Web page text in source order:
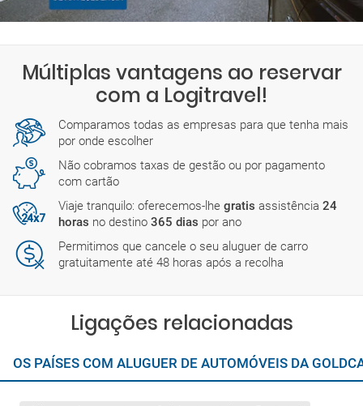
Múltiplas vantagens ao reservar
com a Logitravel!
Comparamos todas as empresas para que tenha mais
por onde escolher
Não cobramos taxas de gestão ou por pagamento
com cartão
Viaje tranquilo: oferecemos-lhe gratis assistência 24
horas no destino 365 dias por ano
Permitimos que cancele o seu aluguer de carro
gratuitamente até 48 horas após a recolha
Ligações relacionadas
OS PAÍSES COM ALUGUER DE AUTOMÓVEIS DA